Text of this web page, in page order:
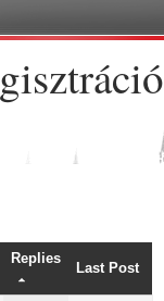
Replies
Last Post